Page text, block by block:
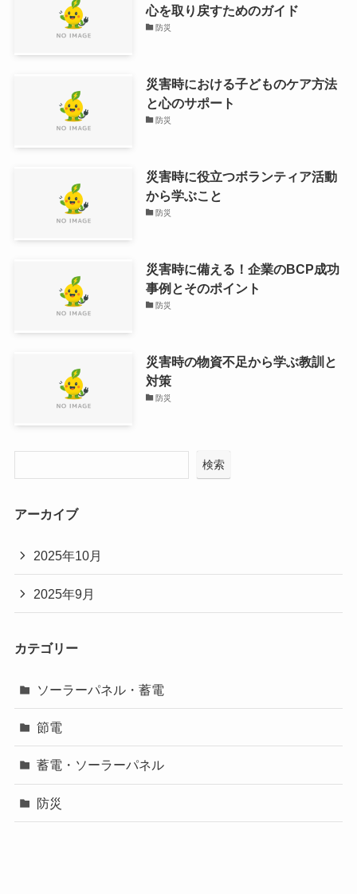
心を取り戻すためのガイド
防災
災害時における子どものケア方法
と心のサポート
防災
災害時に役立つボランティア活動
から学ぶこと
防災
災害時に備える！企業のBCP成功
事例とそのポイント
防災
災害時の物資不足から学ぶ教訓と
対策
防災
検索
アーカイブ
2025年10月
2025年9月
カテゴリー
ソーラーパネル・蓄電
節電
蓄電・ソーラーパネル
防災